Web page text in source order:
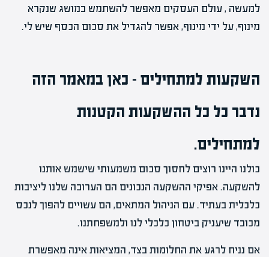
למעשה , עולם העסקים מאפשר להשתמש במושג שנקרא
מינוף, על ידי מינוף, אפשר להגדיל את סכום הכסף שיש לי.
השקעות למתחילים – כאן במאמר הזה
נדבר כל כל ההשקעות הקטנות
למתחילים.
כולנו היינו רוצים לחסוך סכום משמעותי שישמש אותנו
להשקעה. אפיקי ההשקעה הנכונים הם הערובה שלנו ליציבות
כלכלית בעתיד. עם הניהול המתאים, הם עשויים להפוך לנכס
מכובד שיעניק ביטחון כלכלי לנו ולמשפחתנו.
אם נניח לרגע את החלומות בצד, המציאות אינה מאפשרת